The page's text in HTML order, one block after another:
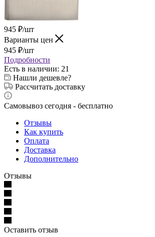
945 ₽/шт
Варианты цен
945 ₽/шт
Подробности
Есть в наличии: 21
Нашли дешевле?
Рассчитать доставку
Самовывоз сегодня - бесплатно
Отзывы
Как купить
Оплата
Доставка
Дополнительно
Отзывы
Оставить отзыв